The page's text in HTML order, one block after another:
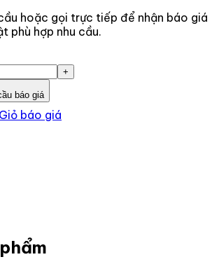
hoặc gọi trực tiếp để nhận báo giá
phù hợp nhu cầu.
+
báo giá
Giỏ báo giá